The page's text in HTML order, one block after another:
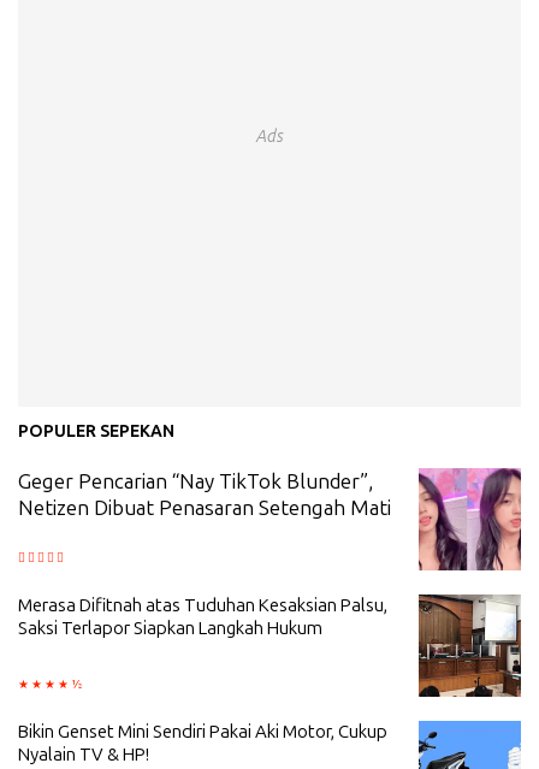
Ads
POPULER SEPEKAN
Geger Pencarian “Nay TikTok Blunder”,
Netizen Dibuat Penasaran Setengah Mati
Merasa Difitnah atas Tuduhan Kesaksian Palsu,
Saksi Terlapor Siapkan Langkah Hukum
Bikin Genset Mini Sendiri Pakai Aki Motor, Cukup
Nyalain TV & HP!